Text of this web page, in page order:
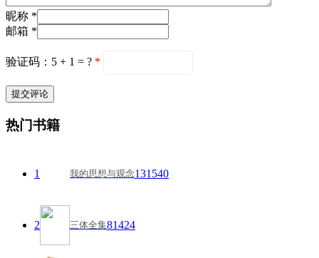
昵称 *
邮箱 *
验证码：5 + 1 = ? *
热门书籍
1 我的思想与观念131540
2 三体全集81424